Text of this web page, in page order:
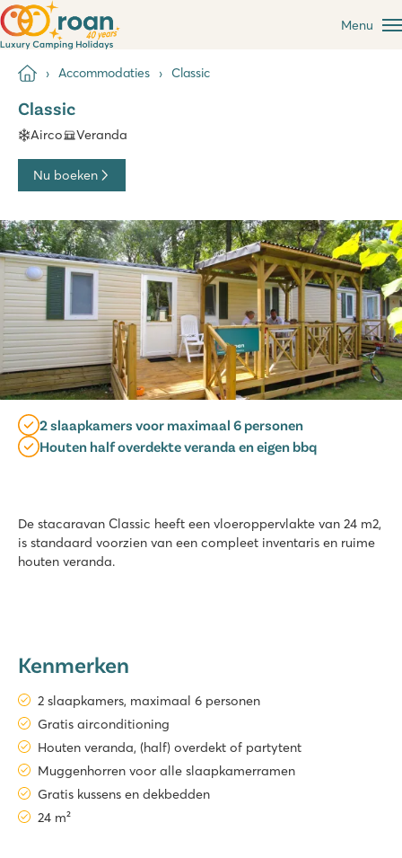
Menu
Accommodaties Classic
Classic
Airco Veranda
Nu boeken
2 slaapkamers voor maximaal 6 personen
Houten half overdekte veranda en eigen bbq
De stacaravan Classic heeft een vloeroppervlakte van 24 m2,
is standaard voorzien van een compleet inventaris en ruime
houten veranda.
Kenmerken
2 slaapkamers, maximaal 6 personen
Gratis airconditioning
Houten veranda, (half) overdekt of partytent
Muggenhorren voor alle slaapkamerramen
Gratis kussens en dekbedden
24 m²